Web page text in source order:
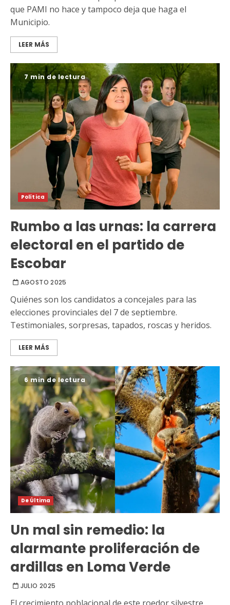
que PAMI no hace y tampoco deja que haga el
Municipio.
LEER MÁS
7 min de lectura
Política
Rumbo a las urnas: la carrera
electoral en el partido de
Escobar
AGOSTO 2025
Quiénes son los candidatos a concejales para las
elecciones provinciales del 7 de septiembre.
Testimoniales, sorpresas, tapados, roscas y heridos.
LEER MÁS
6 min de lectura
De Última
Un mal sin remedio: la
alarmante proliferación de
ardillas en Loma Verde
JULIO 2025